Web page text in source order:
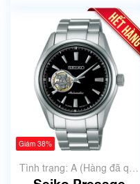
Giảm 38%
Tình trạng: A (Hàng đã qua